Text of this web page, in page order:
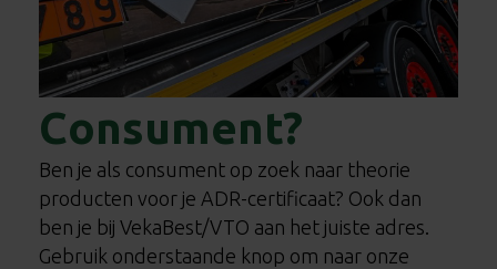
Consument?
Ben je als consument op zoek naar theorie
producten voor je ADR-certificaat? Ook dan
ben je bij VekaBest/VTO aan het juiste adres.
Gebruik onderstaande knop om naar onze